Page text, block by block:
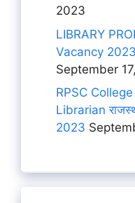
2023
LIBRARY
Vacancy
September
RPSC
Librarian
2023